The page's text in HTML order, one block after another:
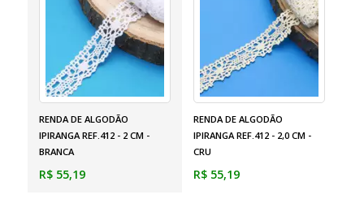
RENDA DE ALGODÃO
IPIRANGA REF.412 - 2 CM -
BRANCA
R$ 55,19
RENDA DE ALGODÃO
IPIRANGA REF.412 - 2,0 CM -
CRU
R$ 55,19